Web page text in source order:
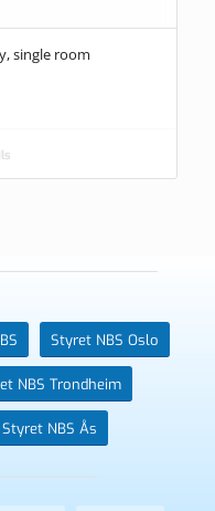
single room
Styret NBS Oslo
NBS Trondheim
Styret NBS Ås